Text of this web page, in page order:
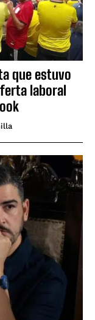
que estuvo
laboral